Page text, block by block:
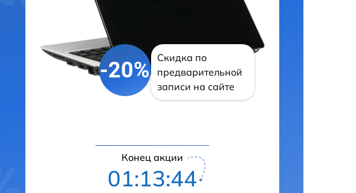
-20%
Скидка по
предварительной
записи на сайте
Конец акции
01:13:43